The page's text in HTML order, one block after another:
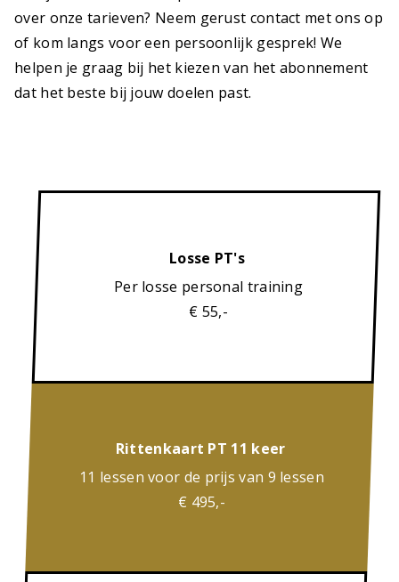
over onze tarieven? Neem gerust contact met ons op
of kom langs voor een persoonlijk gesprek! We
helpen je graag bij het kiezen van het abonnement
dat het beste bij jouw doelen past.
Losse PT's
Per losse personal training
€ 55,-
Rittenkaart PT 11 keer
11 lessen voor de prijs van 9 lessen
€ 495,-